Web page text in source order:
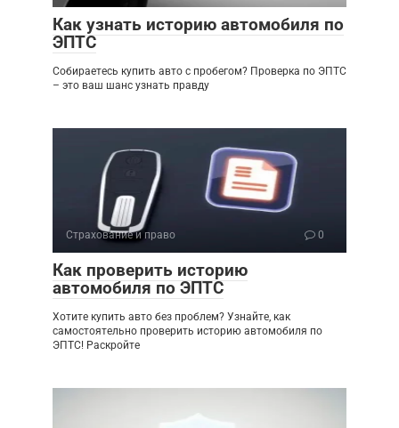
Как узнать историю автомобиля по
ЭПТС
Собираетесь купить авто с пробегом? Проверка по ЭПТС
– это ваш шанс узнать правду
Страхование и право 0
Как проверить историю
автомобиля по ЭПТС
Хотите купить авто без проблем? Узнайте, как
самостоятельно проверить историю автомобиля по
ЭПТС! Раскройте